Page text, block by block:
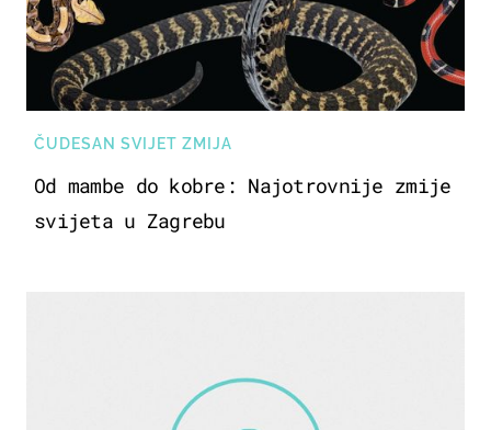
ČUDESAN SVIJET ZMIJA
Od mambe do kobre: Najotrovnije zmije
svijeta u Zagrebu